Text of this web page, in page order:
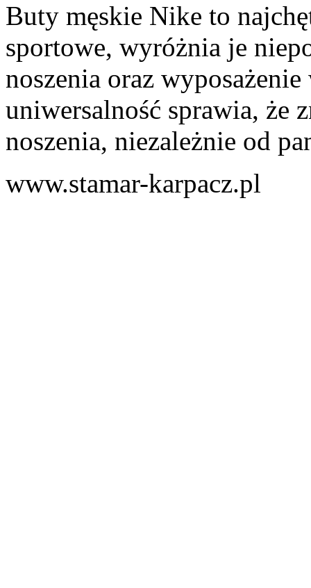
Buty męskie Nike to
sportowe, wyróżnia je
noszenia oraz
uniwersalność sprawia, że
noszenia, niezależnie od
www.stamar-karpacz.pl